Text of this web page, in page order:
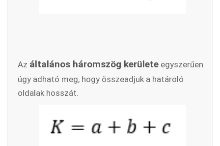
Az általános háromszög kerülete egyszerűen
úgy adható meg, hogy összeadjuk a határoló
oldalak hosszát.